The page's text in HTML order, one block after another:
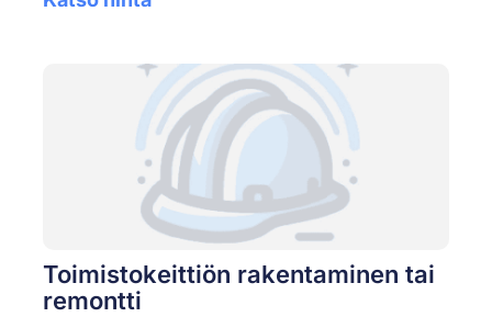
Toimistokeittiön rakentaminen tai
remontti